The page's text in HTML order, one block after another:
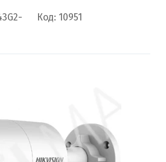
Код: 10951